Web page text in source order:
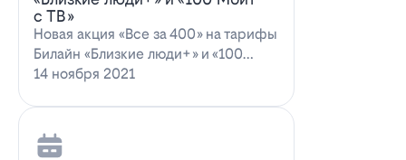
с ТВ»
Новая акция «Все за 400» на тарифы
Билайн «Близкие люди+» и «100
Мбит…
14 ноября 2021